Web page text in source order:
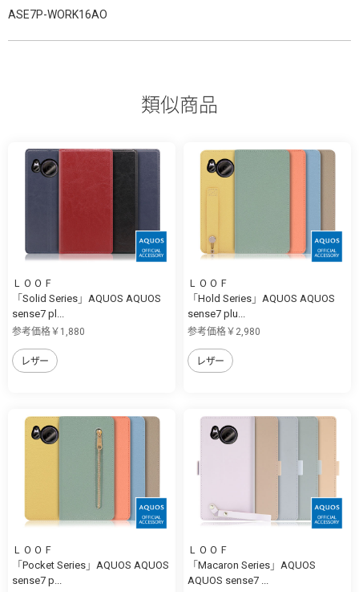
ASE7P-WORK16AO
類似商品
ＬＯＯＦ
「Solid Series」AQUOS AQUOS
sense7 pl...
参考価格￥1,880
レザー
ＬＯＯＦ
「Hold Series」AQUOS AQUOS
sense7 plu...
参考価格￥2,980
レザー
ＬＯＯＦ
「Pocket Series」AQUOS AQUOS
sense7 p...
ＬＯＯＦ
「Macaron Series」AQUOS
AQUOS sense7 ...